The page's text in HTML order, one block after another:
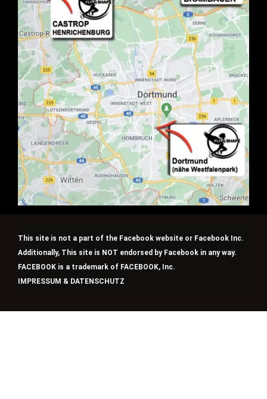
This site is not a part of the Facebook website or Facebook Inc.
Additionally, This site is NOT endorsed by Facebook in any way.
FACEBOOK is a trademark of FACEBOOK, Inc.
IMPRESSUM & DATENSCHUTZ